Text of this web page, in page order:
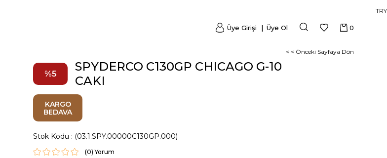
TRY
0
Üye Girişi Üye Ol
< < Önceki Sayfaya Dön
5
SPYDERCO C130GP CHICAGO G-10
CAKI
KARGO
BEDAVA
Stok Kodu (03.1.SPY.00000C130GP.000)
(0)